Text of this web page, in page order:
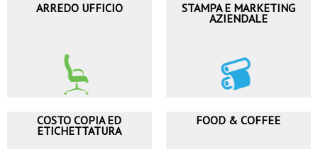
ARREDO UFFICIO STAMPA E MARKETING
AZIENDALE
COSTO COPIA ED
ETICHETTATURA
FOOD & COFFEE